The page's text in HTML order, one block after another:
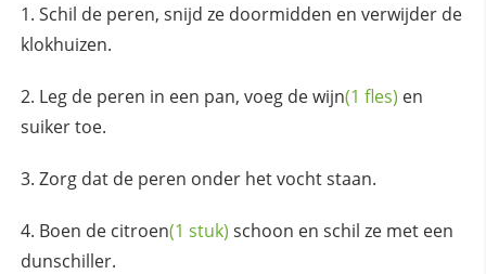
Schil de peren, snijd ze doormidden en verwijder de
klokhuizen.
Leg de peren in een pan, voeg dewijn(1 fles) en
suiker toe.
Zorg dat de peren onder het vocht staan.
Boen de citroen(1 stuk) schoon en schil ze met een
dunschiller.